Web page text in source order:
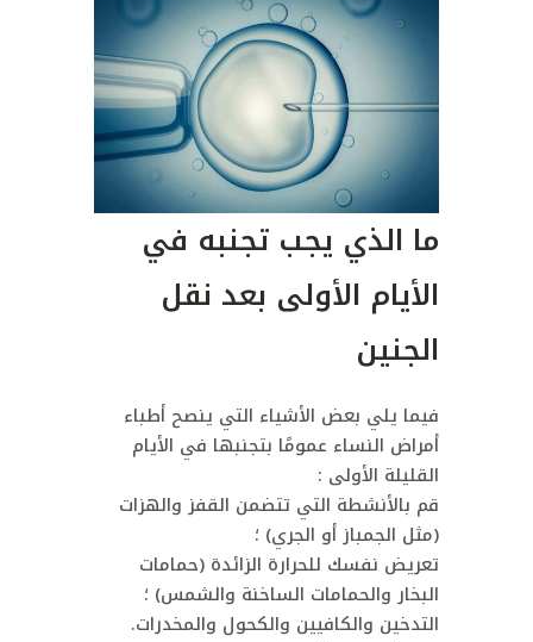
ما الذي يجب تجنبه في
الأيام الأولى بعد نقل
الجنين
فيما يلي بعض الأشياء التي ينصح أطباء
أمراض النساء عمومًا بتجنبها في الأيام
القليلة الأولى :
قم بالأنشطة التي تتضمن القفز والهزات
(مثل الجمباز أو الجري) ؛
تعريض نفسك للحرارة الزائدة (حمامات
البخار والحمامات الساخنة والشمس) ؛
التدخين والكافيين والكحول والمخدرات.